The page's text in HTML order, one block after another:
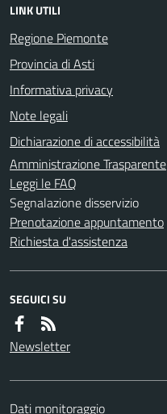
LINK UTILI
Regione Piemonte
Provincia di Asti
Informativa privacy
Note legali
Dichiarazione di accessibilità
Amministrazione Trasparente
Leggi le FAQ
Segnalazione disservizio
Prenotazione appuntamento
Richiesta d'assistenza
SEGUICI SU
Newsletter
Dati monitoraggio